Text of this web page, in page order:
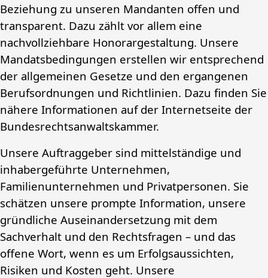
Beziehung zu unseren Mandanten offen und
transparent. Dazu zählt vor allem eine
nachvollziehbare Honorargestaltung. Unsere
Mandatsbedingungen erstellen wir entsprechend
der allgemeinen Gesetze und den ergangenen
Berufsordnungen und Richtlinien. Dazu finden Sie
nähere Informationen auf der Internetseite der
Bundesrechtsanwaltskammer.
Unsere Auftraggeber sind mittelständige und
inhabergeführte Unternehmen,
Familienunternehmen und Privatpersonen. Sie
schätzen unsere prompte Information, unsere
gründliche Auseinandersetzung mit dem
Sachverhalt und den Rechtsfragen – und das
offene Wort, wenn es um Erfolgsaussichten,
Risiken und Kosten geht. Unsere